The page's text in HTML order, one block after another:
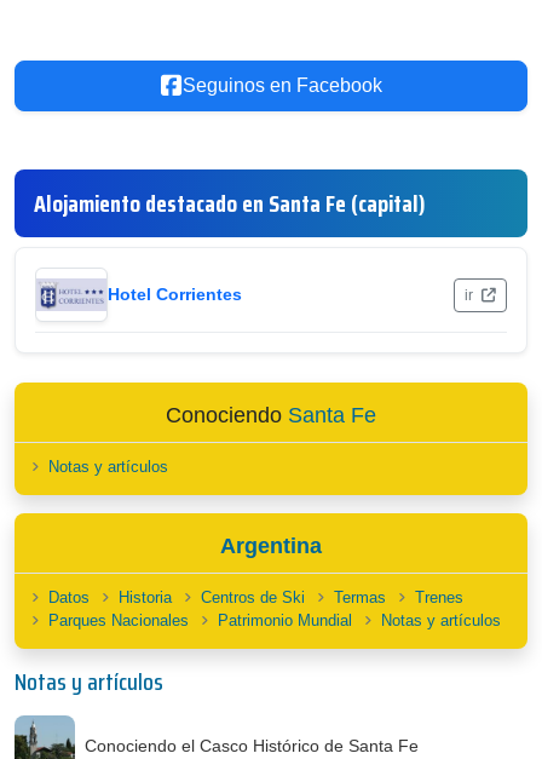
Seguinos en Facebook
Alojamiento destacado en Santa Fe (capital)
Hotel Corrientes ir
Conociendo Santa Fe
Notas y artículos
Argentina
Datos Historia Centros de Ski Termas
Trenes
Parques Nacionales
Patrimonio Mundial Notas y artículos
Notas y artículos
Conociendo el Casco Histórico de Santa Fe